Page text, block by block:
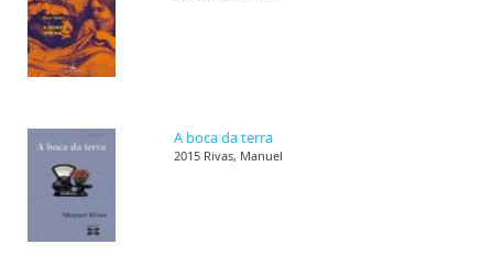
A boca da terra
2015 Rivas, Manuel